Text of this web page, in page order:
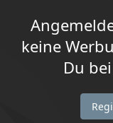
keine
Du